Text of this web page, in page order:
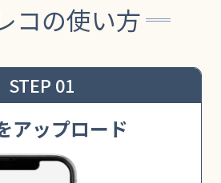
コの使い方
STEP 01
アップロード